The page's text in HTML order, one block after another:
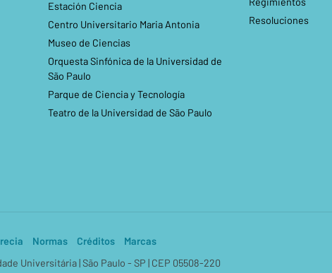
Estación Ciencia
Centro Universitario Maria Antonia
Museo de Ciencias
Orquesta Sinfónica de la Universidad de
São Paulo
Parque de Ciencia y Tecnología
Teatro de la Universidad de São Paulo
Resoluciones
Normas Créditos
Marcas
Universitária | São Paulo - SP | CEP 05508-220